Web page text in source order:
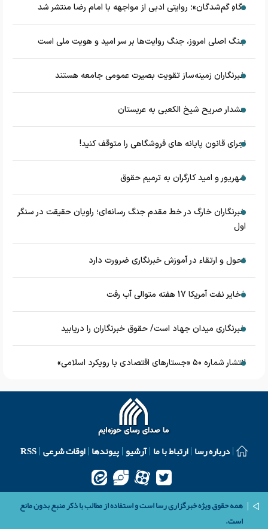
«گاهِ گم‌شدگان»؛ روایتی ادبی از مواجهه با امام رضا منتشر شد
جنگ اصلی امروز، جنگ روایت‌ها بر سر امید و هویت ملی است
خبرنگاران زمینه‌ساز تقویت بصیرت عمومی جامعه هستند
هشدار صریح شیخ الکعبی به عربستان
اجرای قانون پایانه های فروشگاهی را متوقف کنید!
شهریور و امید کارگران به ترمیم حقوق
خبرنگاران خارگ در خط مقدم جنگ رسانه‌ای؛ راویان حقیقت در سنگر
اول
تحول و ارتقاء در آموزش خبرنگاری ضرورت دارد
ذخایر نفت آمریکا 17 هفته متوالی آب رفت
خبرنگاری میدان جهاد است/ حقوق خبرنگاران را دریابید
انتشار شماره ۵۰ «جستارهای اقتصادی با رویکرد اسلامی»
درباره رسا ارتباط با ما آرشیو پیوندها اوقات شرعی RSS
همه حقوق ویژه خبرگزاری رسا است و استفاده از مطالب با ذکر منبع بدون مانع
است.